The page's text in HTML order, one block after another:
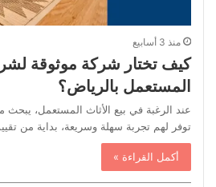
منذ 3 أسابيع
كيف تختار شركة موثوقة
المستعمل بالرياض؟
عند الرغبة في بيع الأثاث المستعمل،
توفر لهم تجربة سهلة وسريعة، بداية من
أكمل القراءة »